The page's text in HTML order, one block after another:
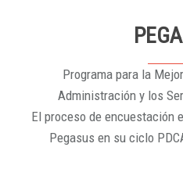
Programa para la
Administración y los
El proceso de encuestación
Pegasus en su ciclo